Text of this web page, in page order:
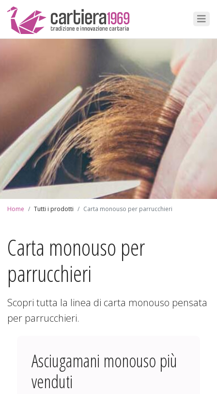
Home Tutti i prodotti Carta monouso per parrucchieri
Carta monouso per
parrucchieri
Scopri tutta la linea di carta monouso pensata
per parrucchieri.
Asciugamani monouso più
venduti